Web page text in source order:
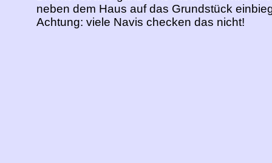
neben dem Haus auf das Grundstück
Achtung: viele Navis checken das nicht!